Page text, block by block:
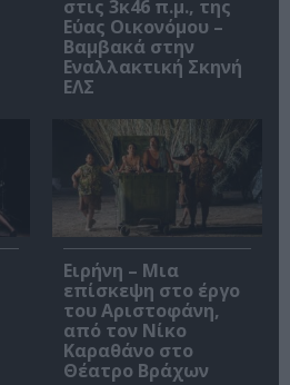
στις 3κ46 π.μ., της
Εύας Οικονόμου –
Βαμβακά στην
Εναλλακτική Σκηνή
ΕΛΣ
Ειρήνη – Μια
επίσκεψη στο έργο
του Αριστοφάνη,
από τον Νίκο
Καραθάνο στο
Θέατρο Βράχων